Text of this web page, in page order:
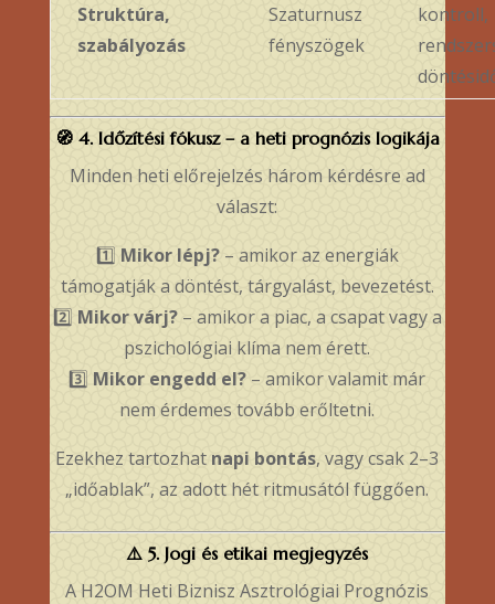
Struktúra,
szabályozás
Szaturnusz
fényszögek
kontroll,
🧭 4. Időzítési fókusz – a heti prognózis logikája
Minden heti előrejelzés három kérdésre ad
választ:
1️⃣ Mikor lépj?– amikor az energiák
támogatják a döntést, tárgyalást, bevezetést.
2️⃣ Mikor várj?– amikor a piac, a csapat vagy a
pszichológiai klíma nem érett.
3️⃣ Mikor engedd el? – amikor valamit már
nem érdemes tovább erőltetni.
Ezekhez tartozhat napi bontás, vagy csak 2–3
„időablak”, az adott hét ritmusától függően.
⚠️5. Jogi és etikai megjegyzés
A H2OM Heti Biznisz Asztrológiai Prognózis